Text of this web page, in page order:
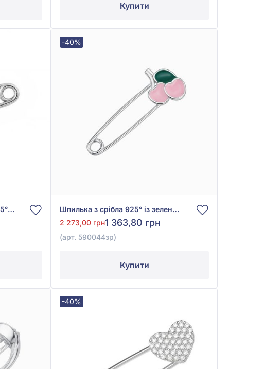
Купити
Брошка «Серце» зі срібла 925° з фіанітами, арт. 7136р
-40%
Шпилька з срібла 925° із зеленою та рожевою емаллю, арт. 590044зр
2 273,00 грн1 363,80 грн
(арт. 590044зр)
Купити
-40%